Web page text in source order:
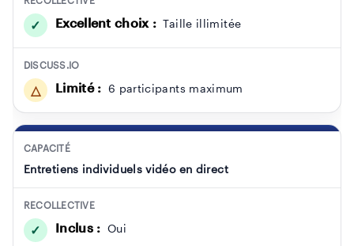
✓ Excellent choix : Taille illimitée
DISCUSS.IO
△ Limité : 6 participants maximum
CAPACITÉ
Entretiens individuels vidéo en direct
RECOLLECTIVE
✓ Inclus : Oui